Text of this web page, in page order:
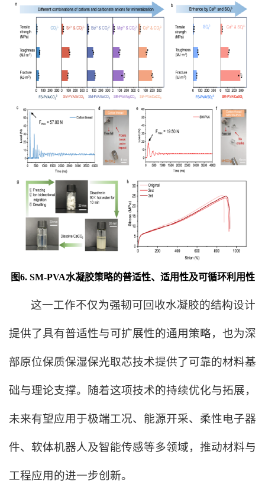
图6. SM-PVA水凝胶策略的普适性、适用性及可循环利用性
这一工作不仅为强韧可回收水凝胶的结构设计
提供了具有普适性与可扩展性的通用策略，也为深
部原位保质保湿保光取芯技术提供了可靠的材料基
础与理论支撑。随着这项技术的持续优化与拓展，
未来有望应用于极端工况、能源开采、柔性电子器
件、软体机器人及智能传感等多领域，推动材料与
工程应用的进一步创新。